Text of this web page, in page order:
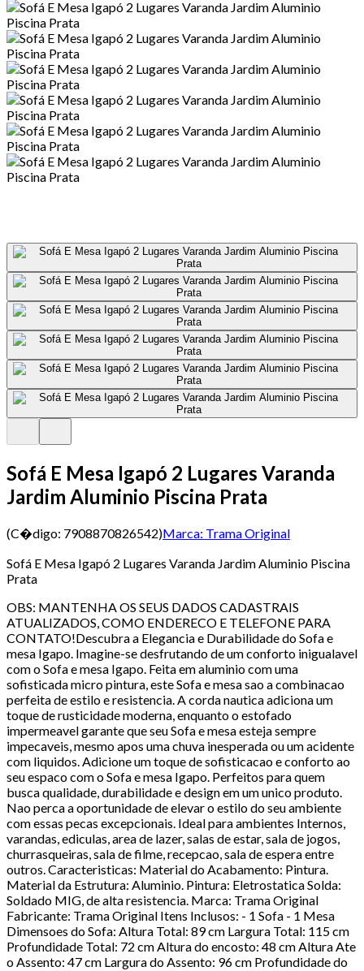
Sofá E Mesa Igapó 2 Lugares Varanda
Jardim Aluminio Piscina Prata
(C�digo: 7908870826542)Marca: Trama Original
Sofá E Mesa Igapó 2 Lugares Varanda Jardim Aluminio Piscina
Prata
OBS: MANTENHA OS SEUS DADOS CADASTRAIS
ATUALIZADOS, COMO ENDERECO E TELEFONE PARA
CONTATO!Descubra a Elegancia e Durabilidade do Sofa e
mesa Igapo. Imagine-se desfrutando de um conforto inigualavel
com o Sofa e mesa Igapo. Feita em aluminio com uma
sofisticada micro pintura, este Sofa e mesa sao a combinacao
perfeita de estilo e resistencia. A corda nautica adiciona um
toque de rusticidade moderna, enquanto o estofado
impermeavel garante que seu Sofa e mesa esteja sempre
impecaveis, mesmo apos uma chuva inesperada ou um acidente
com liquidos. Adicione um toque de sofisticacao e conforto ao
seu espaco com o Sofa e mesa Igapo. Perfeitos para quem
busca qualidade, durabilidade e design em um unico produto.
Nao perca a oportunidade de elevar o estilo do seu ambiente
com essas pecas excepcionais. Ideal para ambientes Internos,
varandas, ediculas, area de lazer, salas de estar, sala de jogos,
churrasqueiras, sala de filme, recepcao, sala de espera entre
outros. Caracteristicas: Material do Acabamento: Pintura.
Material da Estrutura: Aluminio. Pintura: Eletrostatica Solda:
Soldado MIG, de alta resistencia. Marca: Trama Original
Fabricante: Trama Original Itens Inclusos: - 1 Sofa - 1 Mesa
Dimensoes do Sofa: Altura Total: 89 cm Largura Total: 115 cm
Profundidade Total: 72 cm Altura do encosto: 48 cm Altura Ate
o Assento: 47 cm Largura do Assento: 96 cm Profundidade do